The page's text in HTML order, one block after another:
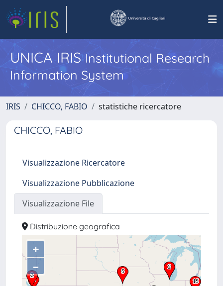
UNICA IRISInstitutional Research
Information System
IRIS CHICCO, FABIO statistiche ricercatore
CHICCO, FABIO
Visualizzazione Ricercatore
Visualizzazione Pubblicazione
Visualizzazione File
Distribuzione geografica
+
–